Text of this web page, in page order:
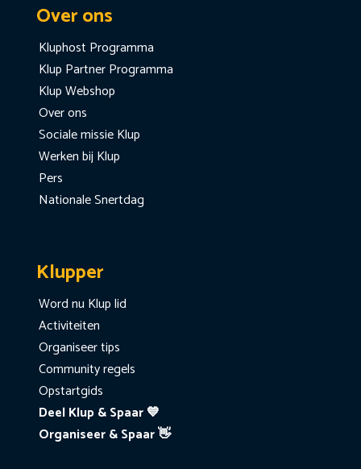
Over ons
Kluphost Programma
Klup Partner Programma
Klup Webshop
Over ons
Sociale missie Klup
Werken bij Klup
Pers
Nationale Snertdag
Klupper
Word nu Klup lid
Activiteiten
Organiseer tips
Community regels
Opstartgids
Deel Klup & Spaar 💙
Organiseer & Spaar 👋